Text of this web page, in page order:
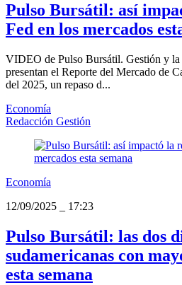
Pulso Bursátil: así
Fed en los mercados
VIDEO de Pulso Bursátil. Gestión y
presentan el Reporte del Mercado de
del 2025, un repaso d...
Economía
Redacción Gestión
Economía
12/09/2025
17:23
Pulso Bursátil: las dos
sudamericanas con
esta semana